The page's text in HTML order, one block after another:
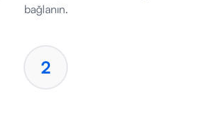
bağlanın.
2